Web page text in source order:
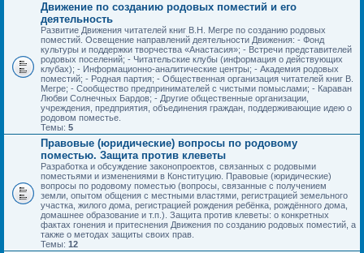
Движение по созданию родовых поместий и его
деятельность
Развитие Движения читателей книг В.Н. Мегре по созданию родовых
поместий. Освещение направлений деятельности Движения: - Фонд
культуры и поддержки творчества «Анастасия»; - Встречи представителей
родовых поселений; - Читательские клубы (информация о действующих
клубах); - Информационно-аналитические центры; - Академия родовых
поместий; - Родная партия; - Общественная организация читателей книг В.
Мегре; - Сообщество предпринимателей с чистыми помыслами; - Караван
Любви Солнечных Бардов; - Другие общественные организации,
учреждения, предприятия, объединения граждан, поддерживающие идею о
родовом поместье.
Темы: 5
Правовые (юридические) вопросы по родовому
поместью. Защита против клеветы
Разработка и обсуждение законопроектов, связанных с родовыми
поместьями и изменениями в Конституцию. Правовые (юридические)
вопросы по родовому поместью (вопросы, связанные с получением
земли, опытом общения с местными властями, регистрацией земельного
участка, жилого дома, регистрацией рождения ребёнка, рождённого дома,
домашнее образование и т.п.). Защита против клеветы: о конкретных
фактах гонения и притеснения Движения по созданию родовых поместий, а
также о методах защиты своих прав.
Темы: 12